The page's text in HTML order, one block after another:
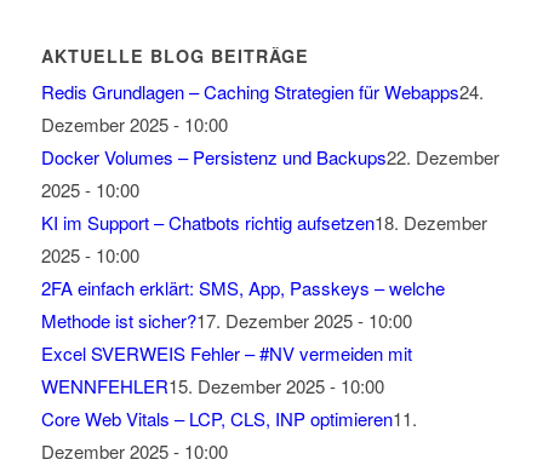
AKTUELLE BLOG BEITRÄGE
Redis Grundlagen – Caching Strategien für Webapps24.
Dezember 2025 - 10:00
Docker Volumes – Persistenz und Backups22. Dezember
2025 - 10:00
KI im Support – Chatbots richtig aufsetzen18. Dezember
2025 - 10:00
2FA einfach erklärt: SMS, App, Passkeys – welche
Methode ist sicher?17. Dezember 2025 - 10:00
Excel SVERWEIS Fehler – #NV vermeiden mit
WENNFEHLER15. Dezember 2025 - 10:00
Core Web Vitals – LCP, CLS, INP optimieren11.
Dezember 2025 - 10:00